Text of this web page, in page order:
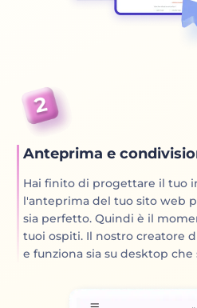
Anteprima e
Hai finito di progettare il tuo
l'anteprima del tuo sito web
sia perfetto. Quindi è il
tuoi ospiti. Il nostro creatore
e funziona sia su desktop